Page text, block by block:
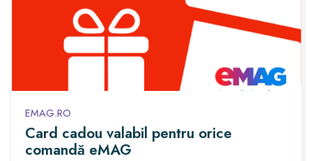
EMAG.RO
Card cadou valabil pentru orice
comandă eMAG